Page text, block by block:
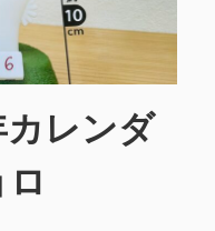
レンダ